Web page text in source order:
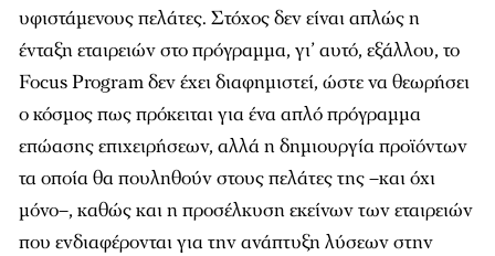
υφιστάµενους πελάτες. Στόχος δεν είναι απλώς η
ένταξη εταιρειών στο πρόγραµµα, γι’ αυτό, εξάλλου, το
Focus Program δεν έχει διαφηµιστεί, ώστε να θεωρήσει
ο κόσµος πως πρόκειται για ένα απλό πρόγραµµα
επώασης επιχειρήσεων, αλλά η δηµιουργία προϊόντων
τα οποία θα πουληθούν στους πελάτες της –και όχι
µόνο–, καθώς και η προσέλκυση εκείνων των εταιρειών
που ενδιαφέρονται για την ανάπτυξη λύσεων στην